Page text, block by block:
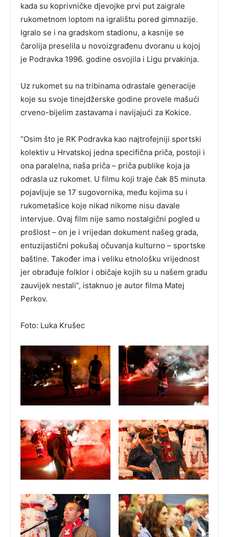
kada su koprivničke djevojke prvi put zaigrale
rukometnom loptom na igralištu pored gimnazije.
Igralo se i na gradskom stadionu, a kasnije se
čarolija preselila u novoizgrađenu dvoranu u kojoj
je Podravka 1996. godine osvojila i Ligu prvakinja.
Uz rukomet su na tribinama odrastale generacije
koje su svoje tinejdžerske godine provele mašući
crveno-bijelim zastavama i navijajući za Kokice.
“Osim što je RK Podravka kao najtrofejniji sportski
kolektiv u Hrvatskoj jedna specifična priča, postoji i
ona paralelna, naša priča – priča publike koja ja
odrasla uz rukomet. U filmu koji traje čak 85 minuta
pojavljuje se 17 sugovornika, među kojima su i
rukometašice koje nikad nikome nisu davale
intervjue. Ovaj film nije samo nostalgični pogled u
prošlost – on je i vrijedan dokument našeg grada,
entuzijastični pokušaj očuvanja kulturno – sportske
baštine. Također ima i veliku etnološku vrijednost
jer obrađuje folklor i običaje kojih su u našem gradu
zauvijek nestali”, istaknuo je autor filma Matej
Perkov.
Foto: Luka Krušec